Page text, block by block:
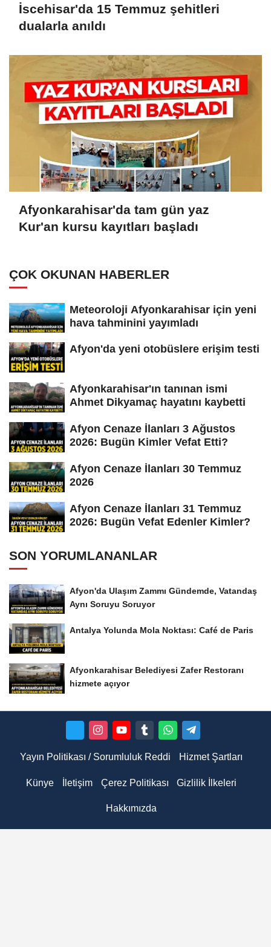
İscehisar'da 15 Temmuz şehitleri
dualarla anıldı
Afyonkarahisar'da tam gün yaz
Kur'an kursu kayıtları başladı
ÇOK OKUNAN HABERLER
Meteoroloji Afyonkarahisar için yeni
hava tahminini yayımladı
Afyon'da yeni otobüslere erişim testi
Afyonkarahisar'ın tanınan ismi
Ahmet Dikyamaç hayatını kaybetti
Afyon Cenaze İlanları 3 Ağustos
2026: Bugün Kimler Vefat Etti?
Afyon Cenaze İlanları 30 Temmuz
2026
Afyon Cenaze İlanları 31 Temmuz
2026: Bugün Vefat Edenler Kimler?
SON YORUMLANANLAR
Afyon'da Ulaşım Zammı Gündemde, Vatandaş
Aynı Soruyu Soruyor
Antalya Yolunda Mola Noktası: Café de Paris
Afyonkarahisar Belediyesi Zafer Restoranı
hizmete açıyor
Yayın Politikası / Sorumluluk Reddi Hizmet Şartları
Künye İletişim Çerez Politikası Gizlilik İlkeleri
Hakkımızda